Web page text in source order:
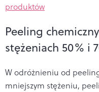
produktów
Peeling
stężeniach 50% i
W odróżnieniu od
mniejszym stężeniu,